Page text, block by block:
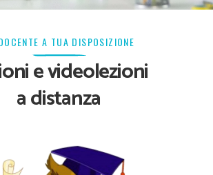
A TUA DISPOSIZIONE
e videolezioni
a distanza